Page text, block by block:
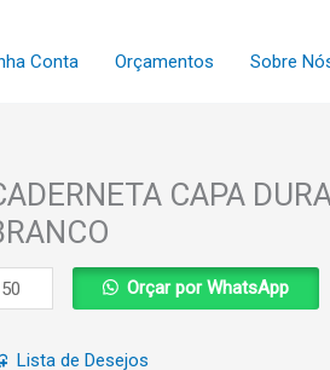
Conta Orçamentos Sobre
CAPA
Orçar por WhatsApp
Lista de Desejos